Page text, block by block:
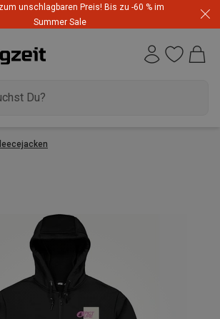
unschlagbaren Preis! Bis zu -60 % im
Summer Sale